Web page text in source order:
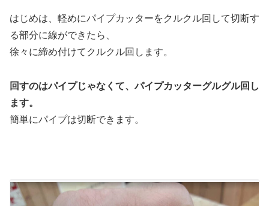
はじめは、軽めにパイプカッターをクルクル回して切断す
る部分に線ができたら、
徐々に締め付けてクルクル回します。
回すのはパイプじゃなくて、パイプカッターグルグル回し
ます。
簡単にパイプは切断できます。